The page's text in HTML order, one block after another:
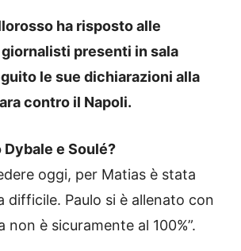
ha risposto alle
presenti in sala
le sue dichiarazioni alla
contro il Napoli.
e Soulé?
oggi, per Matias è stata
difficile. Paulo si è allenato con
non è sicuramente al 100%”.